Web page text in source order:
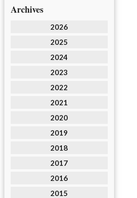
Archives
2026
2025
2024
2023
2022
2021
2020
2019
2018
2017
2016
2015